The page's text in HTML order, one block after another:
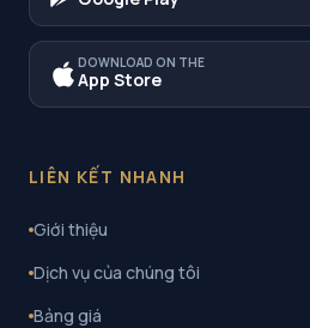
DOWNLOAD ON THE
App Store
LIÊN KẾT NHANH
Giới thiệu
Dịch vụ của chúng tôi
Bảng giá